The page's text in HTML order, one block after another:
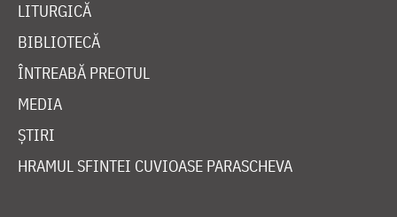
LITURGICĂ
BIBLIOTECĂ
ÎNTREABĂ PREOTUL
MEDIA
ȘTIRI
HRAMUL SFINTEI CUVIOASE PARASCHEVA